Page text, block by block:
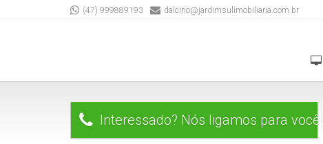
(47) 999889193 dalcirio@jardimsulimobiliaria.com.br
Interessado? Nós ligamos para você!